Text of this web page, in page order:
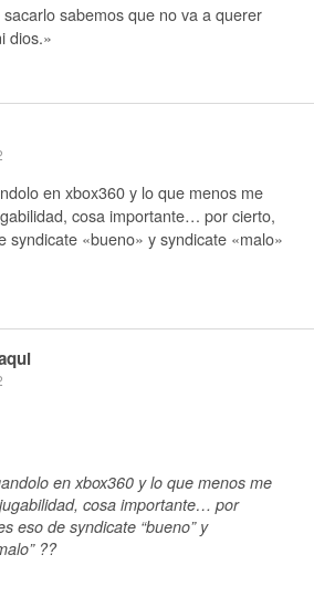
sabemos que no va a querer
dios.»
en xbox360 y lo que menos me
cosa importante… por cierto,
syndicate «bueno» y syndicate «malo»
en xbox360 y lo que menos me
cosa importante… por
eso de syndicate “bueno” y
??